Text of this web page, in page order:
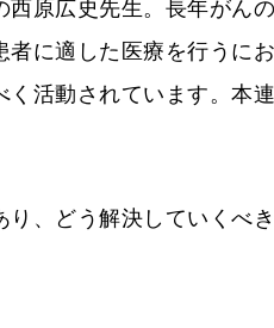
原広史先生。長年がん
者に適した医療を行うに
く活動されています。本
、どう解決していくべき